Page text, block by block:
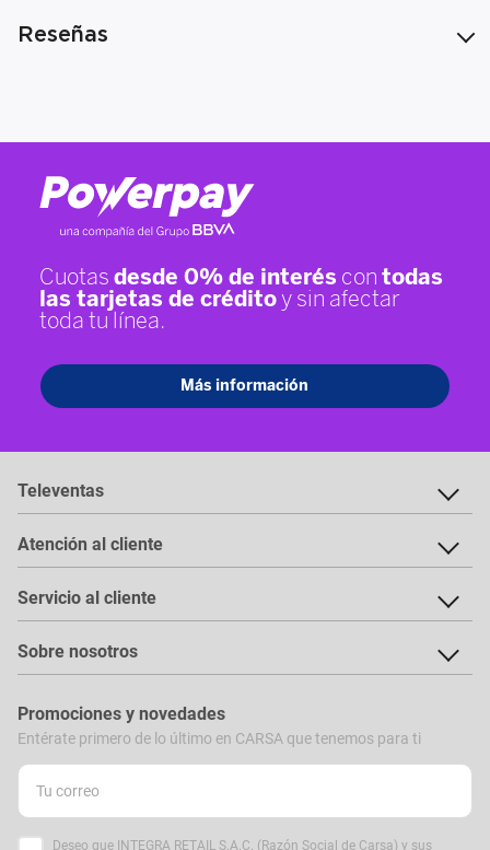
Reseñas
Televentas
Atención al cliente
Servicio al cliente
Sobre nosotros
Promociones y novedades
Entérate primero de lo último en CARSA que tenemos para ti
Deseo que INTEGRA RETAIL S.A.C. (Razón Social de Carsa) y sus